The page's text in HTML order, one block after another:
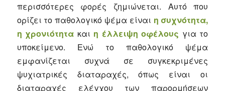
περισσότερες φορές ζημιώνεται. Αυτό που
ορίζει το παθολογικό ψέμα είναι η συχνότητα,
η χρονιότητα και η έλλειψη οφέλους για το
υποκείμενο. Ενώ το παθολογικό ψέμα
εμφανίζεται συχνά σε συγκεκριμένες
ψυχιατρικές διαταραχές, όπως είναι οι
διαταραχές ελέγχου των παρορμήσεων